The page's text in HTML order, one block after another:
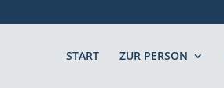
START ZUR PERSON